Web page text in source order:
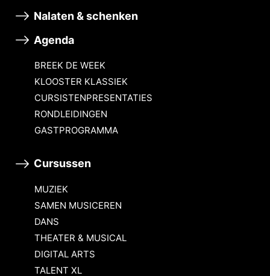
Nalaten & schenken
Agenda
BREEK DE WEEK
KLOOSTER KLASSIEK
CURSISTENPRESENTATIES
RONDLEIDINGEN
GASTPROGRAMMA
Cursussen
MUZIEK
SAMEN MUSICEREN
DANS
THEATER & MUSICAL
DIGITAL ARTS
TALENT XL